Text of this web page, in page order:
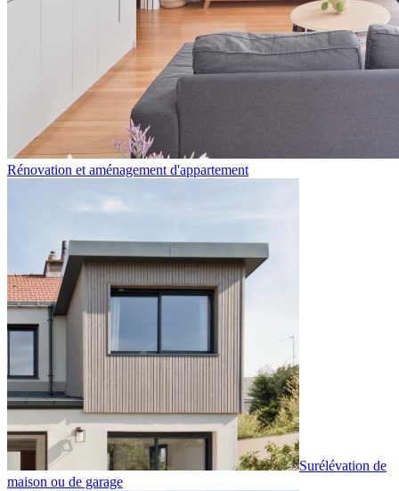
Rénovation et aménagement d'appartement
Surélévation de
maison ou de garage